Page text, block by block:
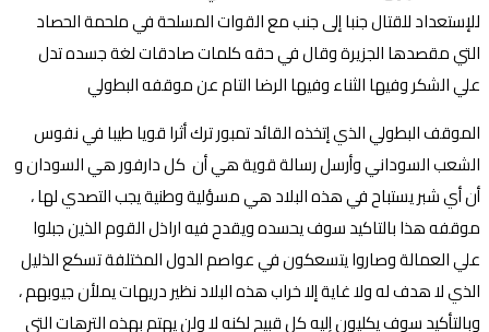
للإستعداد للقتال جنبا إلى جنب مع القوات المسلحة في ملحمة الحصاد
التي مقصدها الجزيرة وقال في حقه كلمات صادقات لغة جسده تدل
علي الشكر وفيها الثناء وفيها الرضا التام عن موقفه البطولي
الموقف البطولي الذي إتخذه القائد تمبور ترك أثرا قويا طيبا في نفوس
الشعب السوداني وأرسل رسالة قوية هي أن كل دارفور هي السودان و
أن أي شبر يستباح في هذه البلاد هي مسؤلية وطنية يجب التصدي لها ،
موقفه هذا بالتاكيد سوف يحسده ويقدح فيه اراذل القوم الذين جبلوا
علي العمالة وصاروا يتسعكون في عواصم الدول المختلفة تسكع الذليل
الذي لا هدف له ولا غاية إلا خراب هذه البلاد نظير دريهات يملأن جيوبهم ،
وبالتأكيد سوف يكليون إليه كل قبيح لكنه لا ولن يهتم بهذه الترهات التي